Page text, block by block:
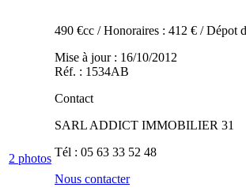
2 photos
490 €cc / Honoraires : 412 € / Dépot
Mise à jour : 16/10/2012
Réf. : 1534AB
Contact
SARL ADDICT IMMOBILIER 31
Tél : 05 63 33 52 48
Nous contacter